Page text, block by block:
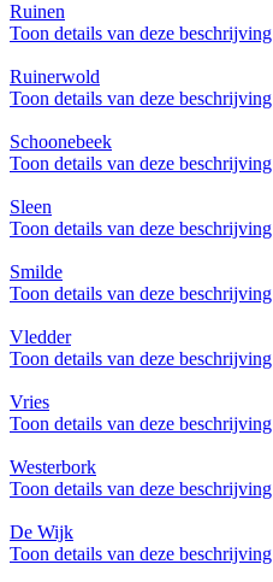
Ruinen
Toon details van deze beschrijving
Ruinerwold
Toon details van deze beschrijving
Schoonebeek
Toon details van deze beschrijving
Sleen
Toon details van deze beschrijving
Smilde
Toon details van deze beschrijving
Vledder
Toon details van deze beschrijving
Vries
Toon details van deze beschrijving
Westerbork
Toon details van deze beschrijving
De Wijk
Toon details van deze beschrijving